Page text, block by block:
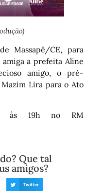
Massapê/CE, para
a prefeita Aline
amigo, o pré-
Lira para o Ato
às 19h no RM
Que tal
amigos?
Twitter